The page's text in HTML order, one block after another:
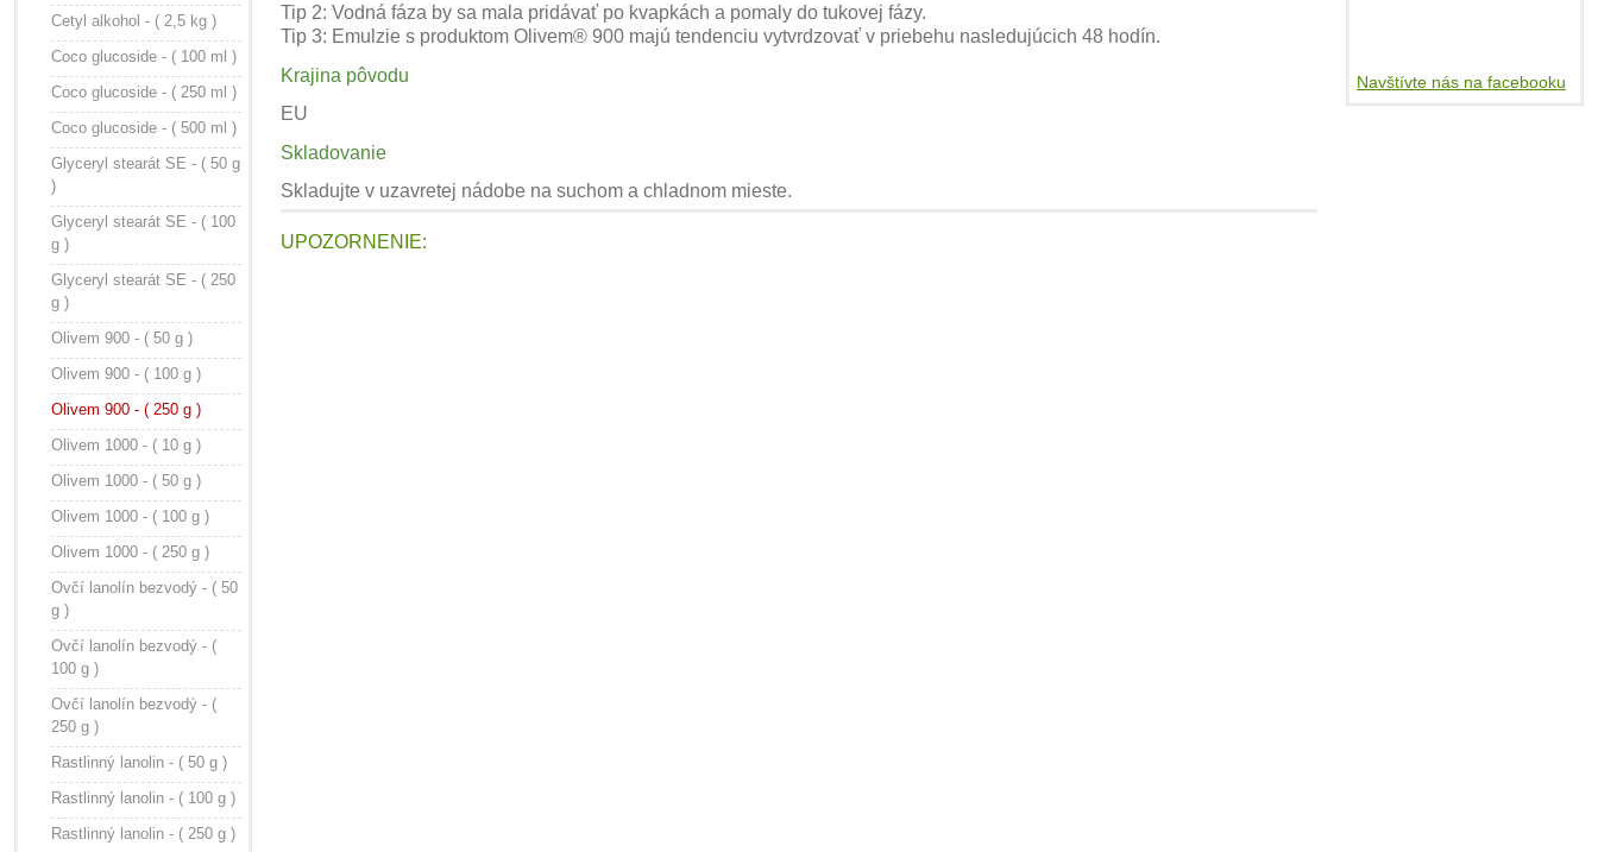
Cetyl alkohol - ( 2,5 kg )
Coco glucoside - ( 100 ml )
Coco glucoside - ( 250 ml )
Coco glucoside - ( 500 ml )
Glyceryl stearát SE - ( 50 g
)
Glyceryl stearát SE - ( 100
g )
Glyceryl stearát SE - ( 250
g )
Olivem 900 - ( 50 g )
Olivem 900 - ( 100 g )
Olivem 900 - ( 250 g )
Olivem 1000 - ( 10 g )
Olivem 1000 - ( 50 g )
Olivem 1000 - ( 100 g )
Olivem 1000 - ( 250 g )
Ovčí lanolín bezvodý - ( 50
g )
Ovčí lanolín bezvodý - (
100 g )
Ovčí lanolín bezvodý - (
250 g )
Rastlinný lanolin - ( 50 g )
Rastlinný lanolin - ( 100 g )
Rastlinný lanolin - ( 250 g )
Tip 2: Vodná fáza by sa mala pridávať po kvapkách a pomaly do tukovej fázy.
Tip 3: Emulzie s produktom Olivem® 900 majú tendenciu vytvrdzovať v priebehu nasledujúcich 48 hodín.
Krajina pôvodu
EU
Skladovanie
Skladujte v uzavretej nádobe na suchom a chladnom mieste.
UPOZORNENIE:
Navštívte nás na facebooku